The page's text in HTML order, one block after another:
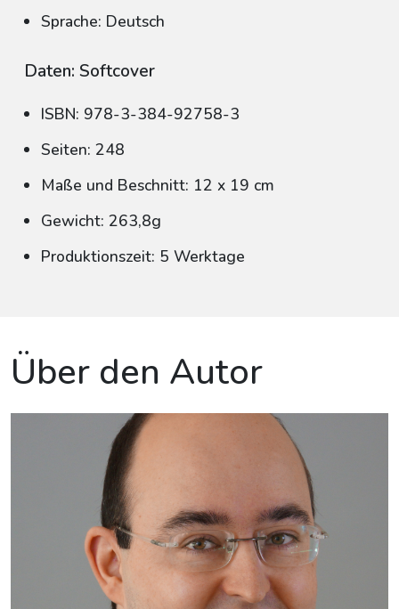
Sprache: Deutsch
Daten: Softcover
ISBN: 978-3-384-92758-3
Seiten: 248
Maße und Beschnitt: 12 x 19 cm
Gewicht: 263,8g
Produktionszeit: 5 Werktage
Über den Autor